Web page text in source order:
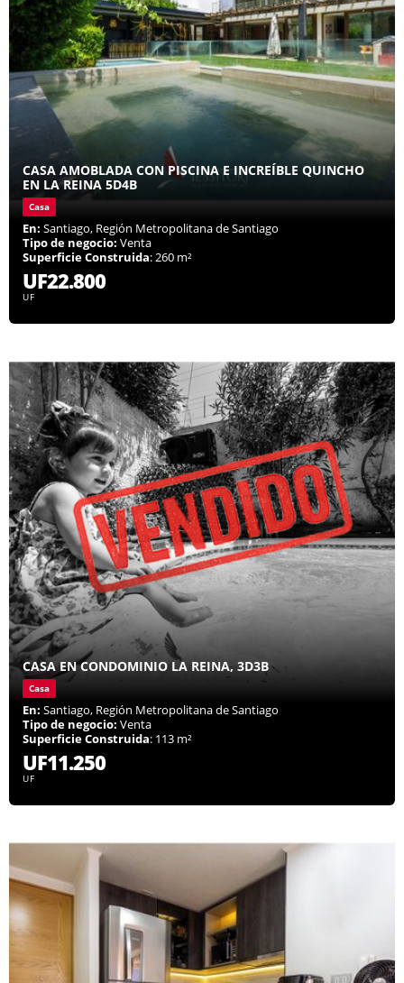
CASA AMOBLADA CON PISCINA E INCREÍBLE QUINCHO
EN LA REINA 5D4B
Casa
En: Santiago, Región Metropolitana de Santiago
Tipo de negocio: Venta
Superficie Construida: 260 m²
UF22.800
UF
CASA EN CONDOMINIO LA REINA, 3D3B
Casa
En: Santiago, Región Metropolitana de Santiago
Tipo de negocio: Venta
Superficie Construida: 113 m²
UF11.250
UF